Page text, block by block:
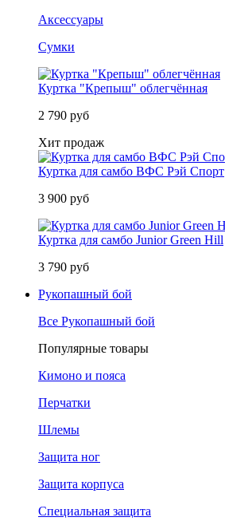
Аксессуары
Сумки
Куртка "Крепыш" облегчённая
2 790 руб
Хит продаж
Куртка для самбо ВФС Рэй Спорт
3 900 руб
Куртка для самбо Junior Green Hill
3 790 руб
Рукопашный бой
Все Рукопашный бой
Популярные товары
Кимоно и пояса
Перчатки
Шлемы
Защита ног
Защита корпуса
Специальная защита